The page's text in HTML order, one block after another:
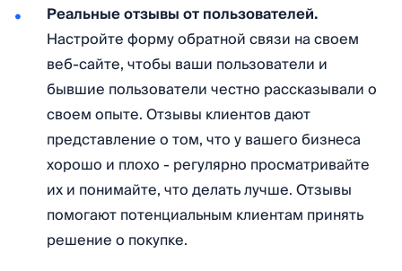
Реальные отзывы от пользователей.
Настройте форму обратной связи на своем
веб-сайте, чтобы ваши пользователи и
бывшие пользователи честно рассказывали о
своем опыте. Отзывы клиентов дают
представление о том, что у вашего бизнеса
хорошо и плохо - регулярно просматривайте
их и понимайте, что делать лучше. Отзывы
помогают потенциальным клиентам принять
решение о покупке.